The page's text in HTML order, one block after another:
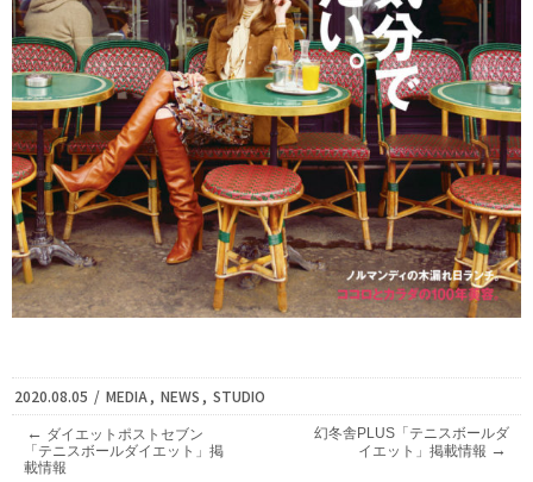
2020.08.05 / MEDIA, NEWS , STUDIO
← ダイエットポストセブン
「テニスボールダイエット」掲
載情報
幻冬舎PLUS「テニスボールダ
イエット」掲載情報 →